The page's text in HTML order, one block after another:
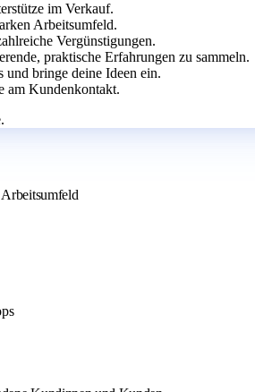
im Verkauf.
Arbeitsumfeld.
Vergünstigungen.
praktische Erfahrungen zu sammeln.
und bringe deine Ideen ein.
am Kundenkontakt.